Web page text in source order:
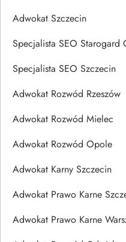
Adwokat Szczecin
Specjalista SEO Starogard
Specjalista SEO Szczecin
Adwokat Rozwód Rzeszów
Adwokat Rozwód Mielec
Adwokat Rozwód Opole
Adwokat Karny Szczecin
Adwokat Prawo Karne
Adwokat Prawo Karne